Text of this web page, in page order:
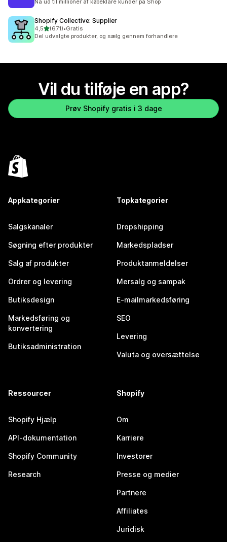
Nå ud til millioner af købeklare kunder på Shop
Shopify Collective: Supplier
4,5ud af 5 stjerner
(671)
671 anmeldelser i alt
•Gratis
Del udvalgte produkter, og sælg gennem forhandlere
Vil du tilføje en app?
Prøv Shopify gratis i 3 dage
Appkategorier
Salgskanaler
Søgning efter produkter
Salg af produkter
Ordrer og levering
Butiksdesign
Markedsføring og
konvertering
Butiksadministration
Topkategorier
Dropshipping
Markedspladser
Produktanmeldelser
Mersalg og sampak
E-mailmarkedsføring
SEO
Levering
Valuta og oversættelse
Ressourcer
Shopify Hjælp
API-dokumentation
Shopify Community
Research
Shopify
Om
Karriere
Investorer
Presse og medier
Partnere
Affiliates
Juridisk